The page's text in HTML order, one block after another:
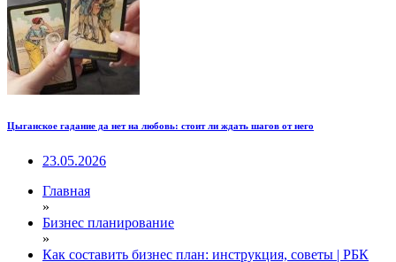
Цыганское гадание да нет на любовь: стоит ли ждать шагов от него
23.05.2026
Главная
»
Бизнес планирование
»
Как составить бизнес план: инструкция, советы | РБК